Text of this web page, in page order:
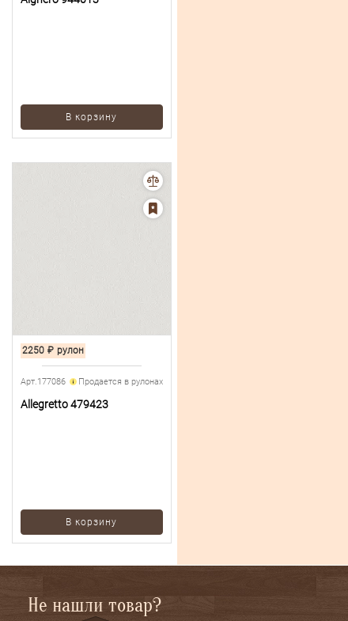
В корзину
2250 ₽ рулон
Арт.177086 Продается в рулонах
Allegretto 479423
В корзину
Не нашли товар?